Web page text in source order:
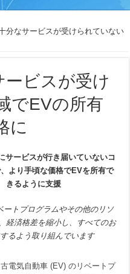
分なサービスが受けられていない
ービスが受け
でEVの所有
に
サービスが行き届いていないコ
より手頃な価格でEVを所有で
きるように支援
ートプログラムやその他のリソ
経済格差を縮小し、すべてのお
るよう取り組んでいます
電気自動車 (EV) のリベートプ